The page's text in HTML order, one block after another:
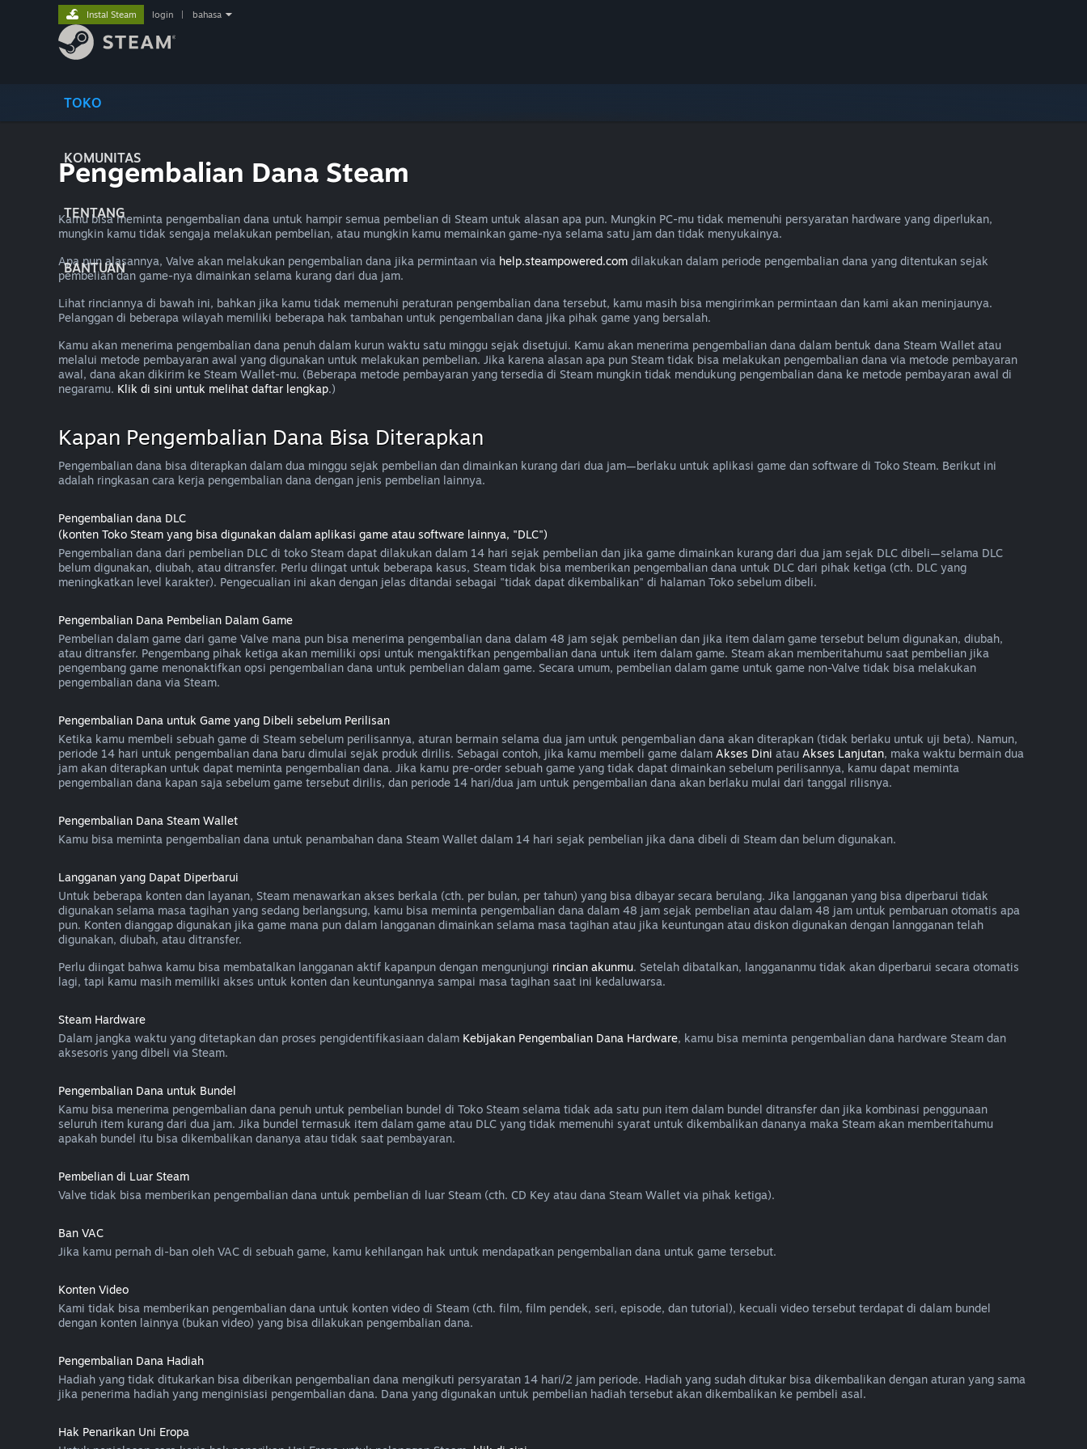
TOKO
KOMUNITAS
TENTANG
BANTUAN
Instal Steam login bahasa
Pengembalian Dana Steam
Kamu bisa meminta pengembalian dana untuk hampir semua pembelian di Steam untuk alasan apa pun. Mungkin PC-mu tidak memenuhi persyaratan hardware yang diperlukan,
mungkin kamu tidak sengaja melakukan pembelian, atau mungkin kamu memainkan game-nya selama satu jam dan tidak menyukainya.
Apa pun alasannya, Valve akan melakukan pengembalian dana jika permintaan via help.steampowered.com dilakukan dalam periode pengembalian dana yang ditentukan sejak
pembelian dan game-nya dimainkan selama kurang dari dua jam.
Lihat rinciannya di bawah ini, bahkan jika kamu tidak memenuhi peraturan pengembalian dana tersebut, kamu masih bisa mengirimkan permintaan dan kami akan meninjaunya.
Pelanggan di beberapa wilayah memiliki beberapa hak tambahan untuk pengembalian dana jika pihak game yang bersalah.
Kamu akan menerima pengembalian dana penuh dalam kurun waktu satu minggu sejak disetujui. Kamu akan menerima pengembalian dana dalam bentuk dana Steam Wallet atau
melalui metode pembayaran awal yang digunakan untuk melakukan pembelian. Jika karena alasan apa pun Steam tidak bisa melakukan pengembalian dana via metode pembayaran
awal, dana akan dikirim ke Steam Wallet-mu. (Beberapa metode pembayaran yang tersedia di Steam mungkin tidak mendukung pengembalian dana ke metode pembayaran awal di
negaramu. Klik di sini untuk melihat daftar lengkap.)
Kapan Pengembalian Dana Bisa Diterapkan
Pengembalian dana bisa diterapkan dalam dua minggu sejak pembelian dan dimainkan kurang dari dua jam—berlaku untuk aplikasi game dan software di Toko Steam. Berikut ini
adalah ringkasan cara kerja pengembalian dana dengan jenis pembelian lainnya.
Pengembalian dana DLC
(konten Toko Steam yang bisa digunakan dalam aplikasi game atau software lainnya, "DLC")
Pengembalian dana dari pembelian DLC di toko Steam dapat dilakukan dalam 14 hari sejak pembelian dan jika game dimainkan kurang dari dua jam sejak DLC dibeli—selama DLC
belum digunakan, diubah, atau ditransfer. Perlu diingat untuk beberapa kasus, Steam tidak bisa memberikan pengembalian dana untuk DLC dari pihak ketiga (cth. DLC yang
meningkatkan level karakter). Pengecualian ini akan dengan jelas ditandai sebagai "tidak dapat dikembalikan" di halaman Toko sebelum dibeli.
Pengembalian Dana Pembelian Dalam Game
Pembelian dalam game dari game Valve mana pun bisa menerima pengembalian dana dalam 48 jam sejak pembelian dan jika item dalam game tersebut belum digunakan, diubah,
atau ditransfer. Pengembang pihak ketiga akan memiliki opsi untuk mengaktifkan pengembalian dana untuk item dalam game. Steam akan memberitahumu saat pembelian jika
pengembang game menonaktifkan opsi pengembalian dana untuk pembelian dalam game. Secara umum, pembelian dalam game untuk game non-Valve tidak bisa melakukan
pengembalian dana via Steam.
Pengembalian Dana untuk Game yang Dibeli sebelum Perilisan
Ketika kamu membeli sebuah game di Steam sebelum perilisannya, aturan bermain selama dua jam untuk pengembalian dana akan diterapkan (tidak berlaku untuk uji beta). Namun,
periode 14 hari untuk pengembalian dana baru dimulai sejak produk dirilis. Sebagai contoh, jika kamu membeli game dalam Akses Dini atau Akses Lanjutan, maka waktu bermain dua
jam akan diterapkan untuk dapat meminta pengembalian dana. Jika kamu pre-order sebuah game yang tidak dapat dimainkan sebelum perilisannya, kamu dapat meminta
pengembalian dana kapan saja sebelum game tersebut dirilis, dan periode 14 hari/dua jam untuk pengembalian dana akan berlaku mulai dari tanggal rilisnya.
Pengembalian Dana Steam Wallet
Kamu bisa meminta pengembalian dana untuk penambahan dana Steam Wallet dalam 14 hari sejak pembelian jika dana dibeli di Steam dan belum digunakan.
Langganan yang Dapat Diperbarui
Untuk beberapa konten dan layanan, Steam menawarkan akses berkala (cth. per bulan, per tahun) yang bisa dibayar secara berulang. Jika langganan yang bisa diperbarui tidak
digunakan selama masa tagihan yang sedang berlangsung, kamu bisa meminta pengembalian dana dalam 48 jam sejak pembelian atau dalam 48 jam untuk pembaruan otomatis apa
pun. Konten dianggap digunakan jika game mana pun dalam langganan dimainkan selama masa tagihan atau jika keuntungan atau diskon digunakan dengan lanngganan telah
digunakan, diubah, atau ditransfer.
Perlu diingat bahwa kamu bisa membatalkan langganan aktif kapanpun dengan mengunjungi rincian akunmu. Setelah dibatalkan, langgananmu tidak akan diperbarui secara otomatis
lagi, tapi kamu masih memiliki akses untuk konten dan keuntungannya sampai masa tagihan saat ini kedaluwarsa.
Steam Hardware
Dalam jangka waktu yang ditetapkan dan proses pengidentifikasiaan dalam Kebijakan Pengembalian Dana Hardware, kamu bisa meminta pengembalian dana hardware Steam dan
aksesoris yang dibeli via Steam.
Pengembalian Dana untuk Bundel
Kamu bisa menerima pengembalian dana penuh untuk pembelian bundel di Toko Steam selama tidak ada satu pun item dalam bundel ditransfer dan jika kombinasi penggunaan
seluruh item kurang dari dua jam. Jika bundel termasuk item dalam game atau DLC yang tidak memenuhi syarat untuk dikembalikan dananya maka Steam akan memberitahumu
apakah bundel itu bisa dikembalikan dananya atau tidak saat pembayaran.
Pembelian di Luar Steam
Valve tidak bisa memberikan pengembalian dana untuk pembelian di luar Steam (cth. CD Key atau dana Steam Wallet via pihak ketiga).
Ban VAC
Jika kamu pernah di-ban oleh VAC di sebuah game, kamu kehilangan hak untuk mendapatkan pengembalian dana untuk game tersebut.
Konten Video
Kami tidak bisa memberikan pengembalian dana untuk konten video di Steam (cth. film, film pendek, seri, episode, dan tutorial), kecuali video tersebut terdapat di dalam bundel
dengan konten lainnya (bukan video) yang bisa dilakukan pengembalian dana.
Pengembalian Dana Hadiah
Hadiah yang tidak ditukarkan bisa diberikan pengembalian dana mengikuti persyaratan 14 hari/2 jam periode. Hadiah yang sudah ditukar bisa dikembalikan dengan aturan yang sama
jika penerima hadiah yang menginisiasi pengembalian dana. Dana yang digunakan untuk pembelian hadiah tersebut akan dikembalikan ke pembeli asal.
Hak Penarikan Uni Eropa